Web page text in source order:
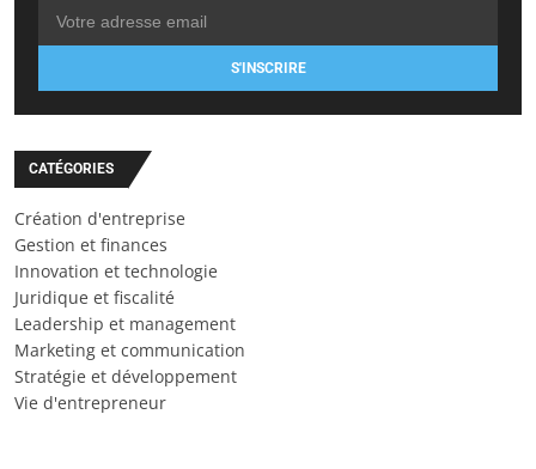
S'INSCRIRE
CATÉGORIES
Création d'entreprise
Gestion et finances
Innovation et technologie
Juridique et fiscalité
Leadership et management
Marketing et communication
Stratégie et développement
Vie d'entrepreneur